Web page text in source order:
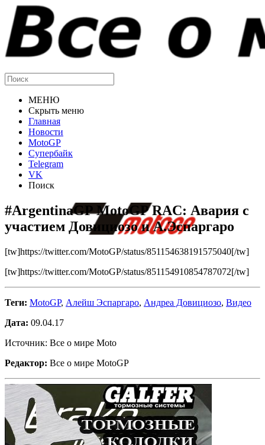
МЕНЮ
Скрыть меню
Главная
Новости
MotoGP
Супербайк
Telegram
VK
Поиск
#ArgentinaGP MotoGP RAC: Авария с
участием Довициозо и А.Эспаргаро
[tw]https://twitter.com/MotoGP/status/851154638191575040[/tw]
[tw]https://twitter.com/MotoGP/status/851154910854787072[/tw]
Теги: MotoGP, Алейш Эспаргаро, Андреа Довициозо, Видео
Дата: 09.04.17
Источник: Все о мире Moto
Редактор: Все о мире MotoGP